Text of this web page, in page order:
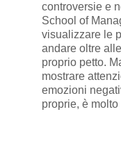
controversie e
School of
visualizzare le
andare oltre
proprio petto.
mostrare
emozioni
proprie, è